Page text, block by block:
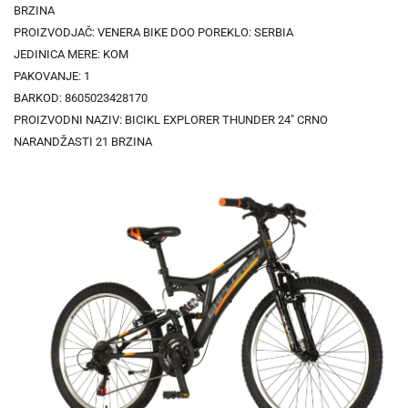
BRZINA
PROIZVODJAČ: VENERA BIKE DOO POREKLO: SERBIA
JEDINICA MERE: KOM
PAKOVANJE: 1
BARKOD: 8605023428170
PROIZVODNI NAZIV: BICIKL EXPLORER THUNDER 24" CRNO
NARANDŽASTI 21 BRZINA